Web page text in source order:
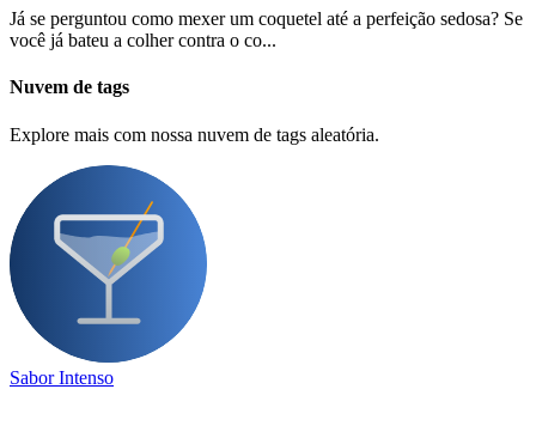
Já se perguntou como mexer um coquetel até a perfeição sedosa? Se
você já bateu a colher contra o co...
Nuvem de tags
Explore mais com nossa nuvem de tags aleatória.
Sabor Intenso